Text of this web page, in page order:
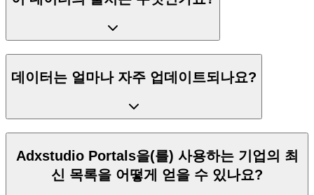
데이터는 얼마나 자주 업데이트되나요?
Adxstudio Portals을(를) 사용하는 기업의 최
신 목록을 어떻게 얻을 수 있나요?